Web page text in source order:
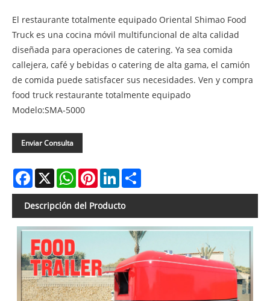
El restaurante totalmente equipado Oriental Shimao Food
Truck es una cocina móvil multifuncional de alta calidad
diseñada para operaciones de catering. Ya sea comida
callejera, café y bebidas o catering de alta gama, el camión
de comida puede satisfacer sus necesidades. Ven y compra
food truck restaurante totalmente equipado
Modelo:SMA-5000
Enviar Consulta
Facebook
X WhatsAppPinterestLinkedIn
Descripción del Producto